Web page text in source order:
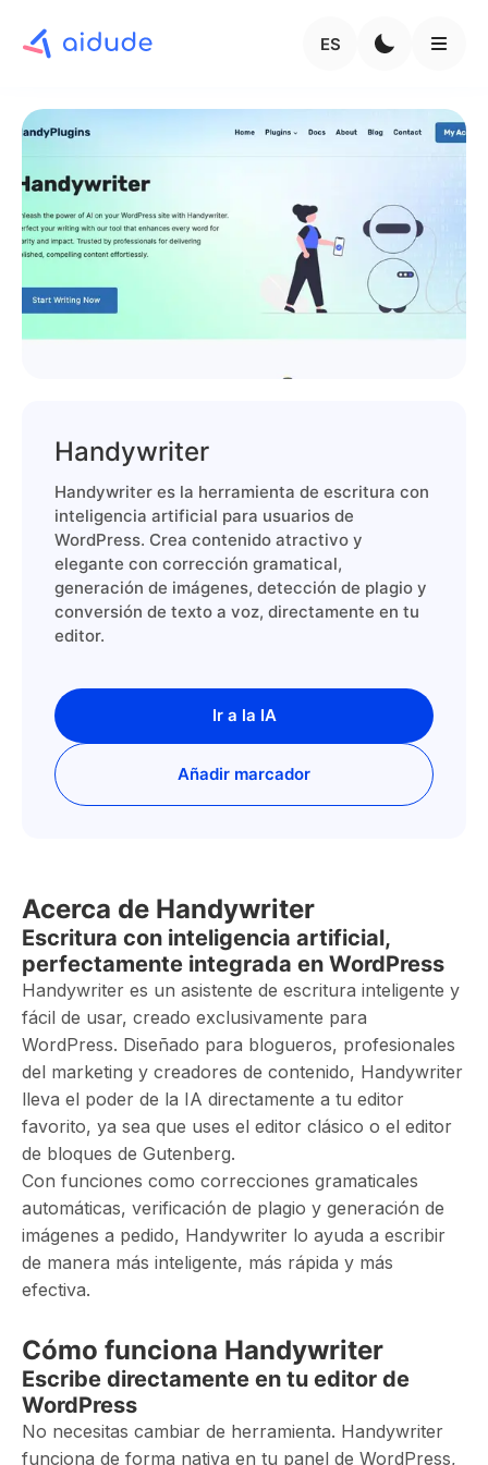
ES
Handywriter
Handywriter es la herramienta de escritura con
inteligencia artificial para usuarios de
WordPress. Crea contenido atractivo y
elegante con corrección gramatical,
generación de imágenes, detección de plagio y
conversión de texto a voz, directamente en tu
editor.
Ir a la IA
Añadir marcador
Acerca de Handywriter
Escritura con inteligencia artificial,
perfectamente integrada en WordPress
Handywriter es un asistente de escritura inteligente y
fácil de usar, creado exclusivamente para
WordPress. Diseñado para blogueros, profesionales
del marketing y creadores de contenido, Handywriter
lleva el poder de la IA directamente a tu editor
favorito, ya sea que uses el editor clásico o el editor
de bloques de Gutenberg.
Con funciones como correcciones gramaticales
automáticas, verificación de plagio y generación de
imágenes a pedido, Handywriter lo ayuda a escribir
de manera más inteligente, más rápida y más
efectiva.
Cómo funciona Handywriter
Escribe directamente en tu editor de
WordPress
No necesitas cambiar de herramienta. Handywriter
funciona de forma nativa en tu panel de WordPress,